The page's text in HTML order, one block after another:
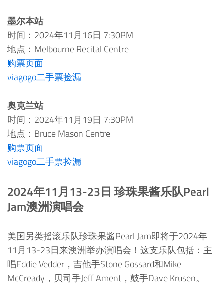
墨尔本站
时间：2024年11月16日 7:30PM
地点：Melbourne Recital Centre
购票页面
viagogo二手票捡漏
奥克兰站
时间：2024年11月19日 7:30PM
地点：Bruce Mason Centre
购票页面
viagogo二手票捡漏
2024年11月13-23日 珍珠果酱乐队Pearl
Jam澳洲演唱会
美国另类摇滚乐队珍珠果酱Pearl Jam即将于2024年
11月13-23日来澳洲举办演唱会！这支乐队包括：主
唱Eddie Vedder，吉他手Stone Gossard和Mike
McCready，贝司手Jeff Ament，鼓手Dave Krusen。